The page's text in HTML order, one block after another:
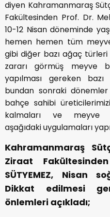
diyen Kahramanmaraş
Fakültesinden Prof. Dr.
10-12 Nisan döneminde
hemen hemen tüm
gibi diğer bazı ağaç
zararı görmüş meyve
yapılması gereken
bundan sonraki
bahçe sahibi
kalmaları ve meyve
aşağıdaki uygulamaları
Kahramanmaraş
Ziraat
SÜTYEMEZ, Nisan
Dikkat edilmesi
önlemleri açıkladı;